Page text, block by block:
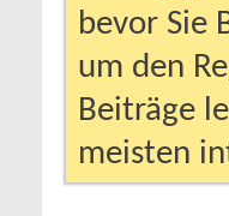
bevor Sie
um den
Beiträge
meisten